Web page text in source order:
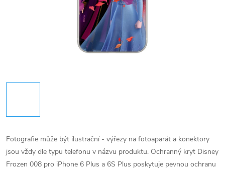
Fotografie může být ilustrační - výřezy na fotoaparát a konektory
jsou vždy dle typu telefonu v názvu produktu. Ochranný kryt Disney
Frozen 008 pro iPhone 6 Plus a 6S Plus poskytuje pevnou ochranu